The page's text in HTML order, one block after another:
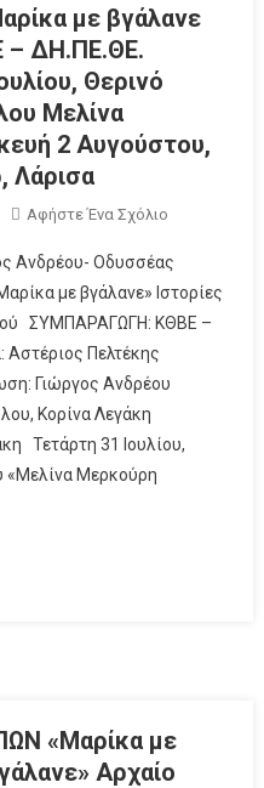
με βγάλανε
ΔΗ.ΠΕ.ΘΕ.
Θερινό
Μελίνα
2 Αυγούστου,
Λάρισα
Αφήστε Ένα Σχόλιο
Ανδρέου- Οδυσσέας
με βγάλανε» Ιστορίες
ΣΥΜΠΑΡΑΓΩΓΗ: ΚΘΒΕ –
Πελτέκης
Γιώργος Ανδρέου
Κορίνα Λεγάκη
Τετάρτη 31 Ιουλίου,
«Μελίνα Μερκούρη
«Μαρίκα με
Αρχαίο